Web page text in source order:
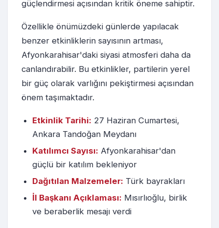
güçlendirmesi açısından kritik öneme sahiptir.
Özellikle önümüzdeki günlerde yapılacak
benzer etkinliklerin sayısının artması,
Afyonkarahisar'daki siyasi atmosferi daha da
canlandırabilir. Bu etkinlikler, partilerin yerel
bir güç olarak varlığını pekiştirmesi açısından
önem taşımaktadır.
Etkinlik Tarihi: 27 Haziran Cumartesi,
Ankara Tandoğan Meydanı
Katılımcı Sayısı: Afyonkarahisar'dan
güçlü bir katılım bekleniyor
Dağıtılan Malzemeler: Türk bayrakları
İl Başkanı Açıklaması: Mısırlıoğlu, birlik
ve beraberlik mesajı verdi